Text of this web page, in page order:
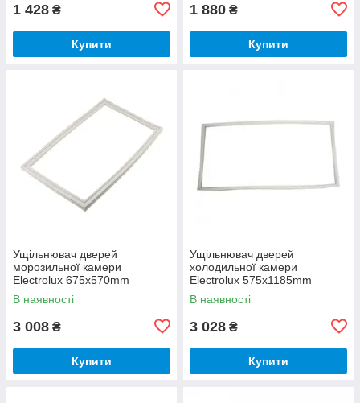
1 428 ₴
Купити
1 880 ₴
Купити
Ущільнювач дверей
морозильної камери
Electrolux 675x570mm
2248016590
В наявності
3 008 ₴
Купити
Ущільнювач дверей
холодильної камери
Electrolux 575x1185mm
2426448045
В наявності
3 028 ₴
Купити